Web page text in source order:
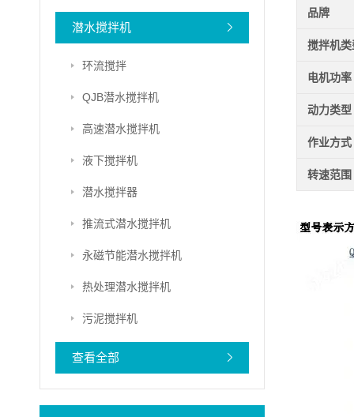
潜水搅拌机
环流搅拌
QJB潜水搅拌机
高速潜水搅拌机
液下搅拌机
潜水搅拌器
推流式潜水搅拌机
永磁节能潜水搅拌机
热处理潜水搅拌机
污泥搅拌机
查看全部
品牌
搅拌机类
电机功率
动力类型
作业方式
转速范围